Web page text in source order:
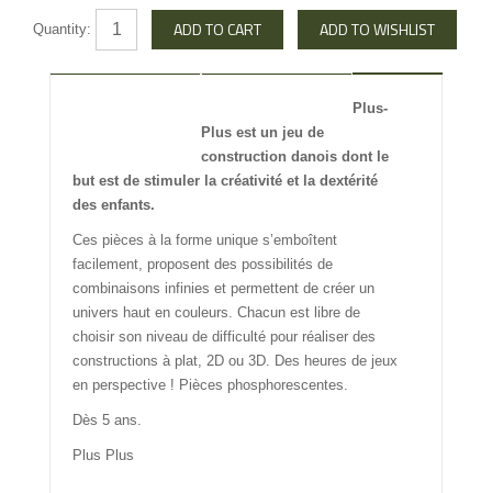
Quantity:
Plus-
Plus est un jeu de
construction danois dont le
but est de stimuler la créativité et la dextérité
des enfants.
Ces pièces à la forme unique s’emboîtent
facilement, proposent des possibilités de
combinaisons infinies et permettent de créer un
univers haut en couleurs. Chacun est libre de
choisir son niveau de difficulté pour réaliser des
constructions à plat, 2D ou 3D. Des heures de jeux
en perspective ! Pièces phosphorescentes.
Dès 5 ans.
Plus Plus